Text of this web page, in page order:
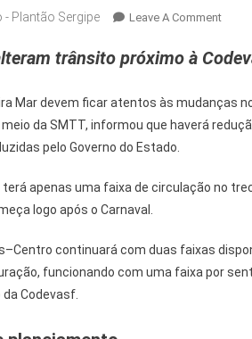
- Plantão Sergipe Leave A CommentOn
Mar
De
Partir
19
trânsito próximo à
Mar devem ficar atentos às mudanças
da SMTT, informou que haverá
pelo Governo do Estado.
apenas uma faixa de circulação no
logo após o Carnaval.
continuará com duas faixas
funcionando com uma faixa por
Codevasf.